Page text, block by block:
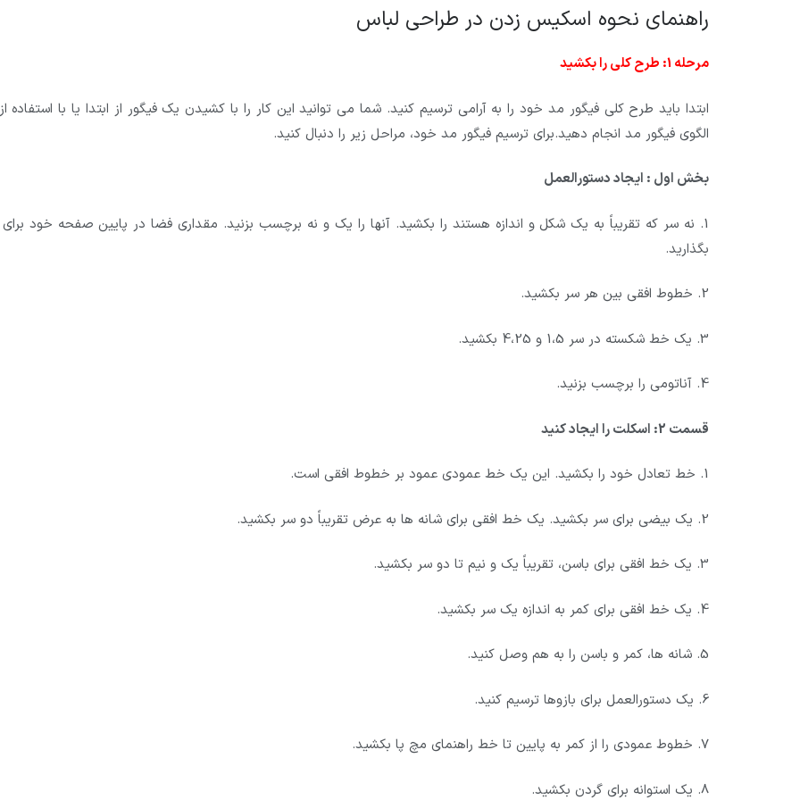
راهنمای نحوه اسکیس زدن در طراحی لباس
مرحله 1: طرح کلی را بکشید
ابتدا باید طرح کلی فیگور مد خود را به آرامی ترسیم کنید. شما می توانید این کار را با کشیدن یک فیگور از ابتدا یا با استفاده
الگوی فیگور مد انجام دهید.برای ترسیم فیگور مد خود، مراحل زیر را دنبال کنید.
بخش اول : ایجاد دستورالعمل
1. نه سر که تقریباً به یک شکل و اندازه هستند را بکشید. آنها را یک و نه برچسب بزنید. مقداری فضا در پایین صفحه خود برای
بگذارید.
2. خطوط افقی بین هر سر بکشید.
3. یک خط شکسته در سر 1،5 و 4،25 بکشید.
4. آناتومی را برچسب بزنید.
قسمت 2: اسکلت را ایجاد کنید
1. خط تعادل خود را بکشید. این یک خط عمودی عمود بر خطوط افقی است.
2. یک بیضی برای سر بکشید. یک خط افقی برای شانه ها به عرض تقریباً دو سر بکشید.
3. یک خط افقی برای باسن، تقریباً یک و نیم تا دو سر بکشید.
4. یک خط افقی برای کمر به اندازه یک سر بکشید.
5. شانه ها، کمر و باسن را به هم وصل کنید.
6. یک دستورالعمل برای بازوها ترسیم کنید.
7. خطوط عمودی را از کمر به پایین تا خط راهنمای مچ پا بکشید.
8. یک استوانه برای گردن بکشید.